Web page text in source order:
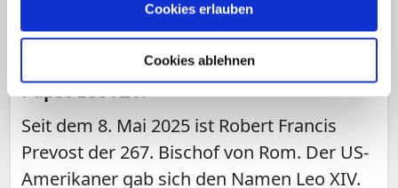
Cookies erlauben
Cookies ablehnen
Papst Leo XIV.
Seit dem 8. Mai 2025 ist Robert Francis
Prevost der 267. Bischof von Rom. Der US-
Amerikaner gab sich den Namen Leo XIV.